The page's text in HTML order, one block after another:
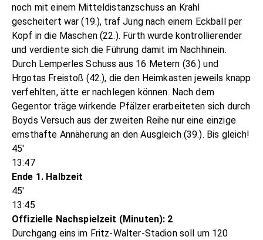
noch mit einem Mitteldistanzschuss an Krahl
gescheitert war (19.), traf Jung nach einem Eckball per
Kopf in die Maschen (22.). Fürth wurde kontrollierender
und verdiente sich die Führung damit im Nachhinein.
Durch Lemperles Schuss aus 16 Metern (36.) und
Hrgotas Freistoß (42.), die den Heimkasten jeweils knapp
verfehlten, ätte er nachlegen können. Nach dem
Gegentor träge wirkende Pfälzer erarbeiteten sich durch
Boyds Versuch aus der zweiten Reihe nur eine einzige
ernsthafte Annäherung an den Ausgleich (39.). Bis gleich!
45'
13:47
Ende 1. Halbzeit
45'
13:45
Offizielle Nachspielzeit (Minuten): 2
Durchgang eins im Fritz-Walter-Stadion soll um 120